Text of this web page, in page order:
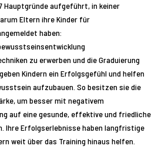
Hauptgründe aufgeführt, in keiner
Eltern ihre Kinder für
haben:
zu erwerben und die Graduierung
Kindern ein Erfolgsgefühl und helfen
aufzubauen. So besitzen sie die
um besser mit negativem
auf eine gesunde, effektive und friedliche
Ihre Erfolgserlebnisse haben langfristige
weit über das Training hinaus helfen.